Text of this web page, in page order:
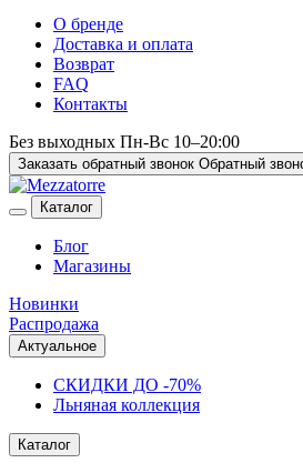
О бренде
Доставка и оплата
Возврат
FAQ
Контакты
Без выходных Пн-Вс 10–20:00
Заказать обратный звонок Обратный
Каталог
Блог
Магазины
Новинки
Распродажа
Актуальное
СКИДКИ ДО -70%
Льняная коллекция
Каталог